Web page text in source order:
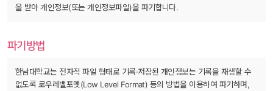
을 받아 개인정보(또는 개인정보파일)을 파기합니다.
파기방법
한남대학교는 전자적 파일 형태로 기록·저장된 개인정보는 기록을 재생할 수
없도록 로우레밸포멧(Low Level Format) 등의 방법을 이용하여 파기하며,